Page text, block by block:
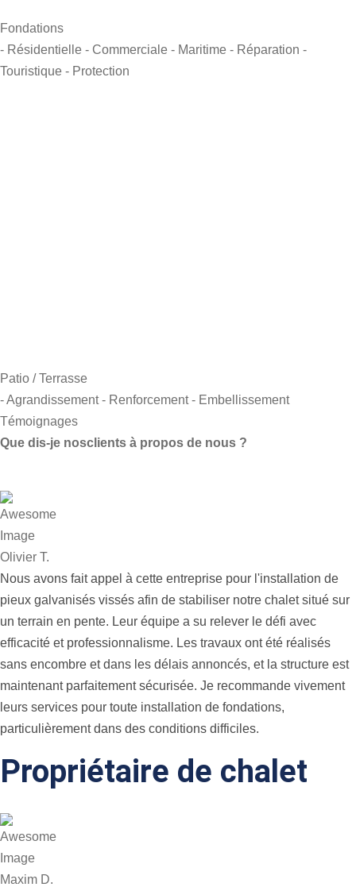
Fondations
- Résidentielle - Commerciale - Maritime - Réparation -
Touristique - Protection
Patio / Terrasse
- Agrandissement- Renforcement- Embellissement
Témoignages
Que dis-je nosclients à propos de nous ?
Olivier T.
Nous avons fait appel à cette entreprise pour l'installation de
pieux galvanisés vissés afin de stabiliser notre chalet situé sur
un terrain en pente. Leur équipe a su relever le défi avec
efficacité et professionnalisme. Les travaux ont été réalisés
sans encombre et dans les délais annoncés, et la structure est
maintenant parfaitement sécurisée. Je recommande vivement
leurs services pour toute installation de fondations,
particulièrement dans des conditions difficiles.
Propriétaire de chalet
Maxim D.